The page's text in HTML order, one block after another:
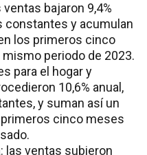
bajaron 9,4%
constantes y acumulan
los primeros cinco
periodo de 2023.
para el hogar y
10,6% anual,
y suman así un
cinco meses
las ventas subieron